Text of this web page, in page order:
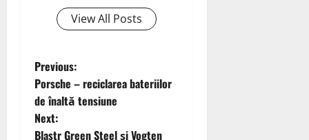
View All Posts
P
o
s
Previous:
Porsche – reciclarea bateriilor
de înaltă tensiune
Next:
Blastr Green Steel și Vogten